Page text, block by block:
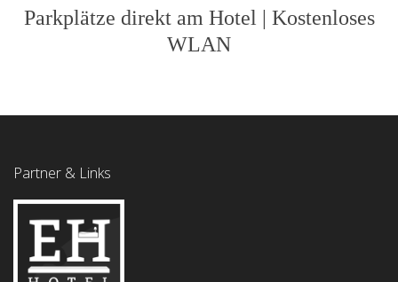
Parkplätze direkt am Hotel | Kostenloses
WLAN
Partner & Links